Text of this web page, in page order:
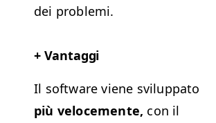
dei problemi.
+ Van­tag­gi
Il soft­ware viene svilup­pa­to
più velo­ce­mente, con il